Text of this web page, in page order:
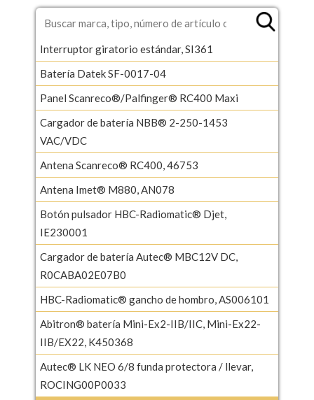
Interruptor giratorio estándar, SI361
Batería Datek SF-0017-04
Panel Scanreco®/Palfinger® RC400 Maxi
Cargador de batería NBB® 2-250-1453
VAC/VDC
Antena Scanreco® RC400, 46753
Antena Imet® M880, AN078
Botón pulsador HBC-Radiomatic® Djet,
IE230001
Cargador de batería Autec® MBC12V DC,
R0CABA02E07B0
HBC-Radiomatic® gancho de hombro, AS006101
Abitron® batería Mini-Ex2-IIB/IIC, Mini-Ex22-
IIB/EX22, K450368
Autec® LK NEO 6/8 funda protectora / llevar,
ROCING00P0033